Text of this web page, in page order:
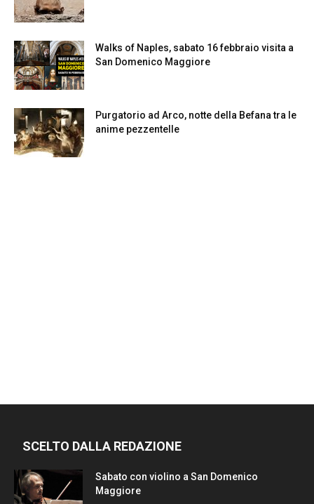
Walks of Naples, sabato 16 febbraio visita a
San Domenico Maggiore
Purgatorio ad Arco, notte della Befana tra le
anime pezzentelle
SCELTO DALLA REDAZIONE
Sabato con violino a San Domenico
Maggiore